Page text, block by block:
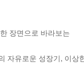
장면으로 바라보는
자유로운 성장기, 이상